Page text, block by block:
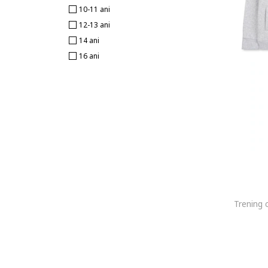
10-11 ani
12-13 ani
14 ani
16 ani